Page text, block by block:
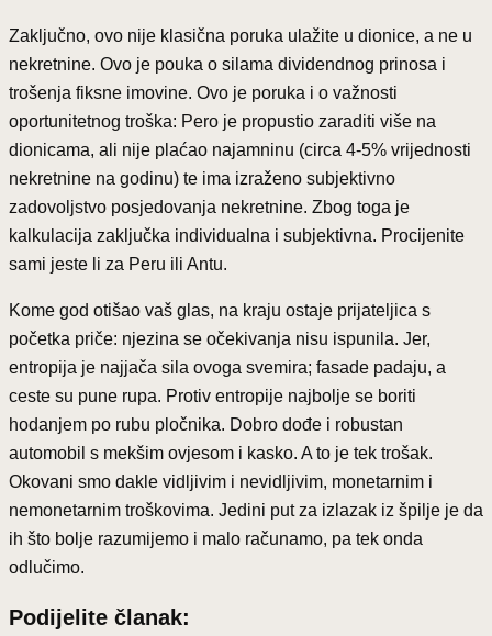
Zaključno, ovo nije klasična poruka ulažite u dionice, a ne u
nekretnine. Ovo je pouka o silama dividendnog prinosa i
trošenja fiksne imovine. Ovo je poruka i o važnosti
oportunitetnog troška: Pero je propustio zaraditi više na
dionicama, ali nije plaćao najamninu (circa 4-5% vrijednosti
nekretnine na godinu) te ima izraženo subjektivno
zadovoljstvo posjedovanja nekretnine. Zbog toga je
kalkulacija zaključka individualna i subjektivna. Procijenite
sami jeste li za Peru ili Antu.
Kome god otišao vaš glas, na kraju ostaje prijateljica s
početka priče: njezina se očekivanja nisu ispunila. Jer,
entropija je najjača sila ovoga svemira; fasade padaju, a
ceste su pune rupa. Protiv entropije najbolje se boriti
hodanjem po rubu pločnika. Dobro dođe i robustan
automobil s mekšim ovjesom i kasko. A to je tek trošak.
Okovani smo dakle vidljivim i nevidljivim, monetarnim i
nemonetarnim troškovima. Jedini put za izlazak iz špilje je da
ih što bolje razumijemo i malo računamo, pa tek onda
odlučimo.
Podijelite članak: